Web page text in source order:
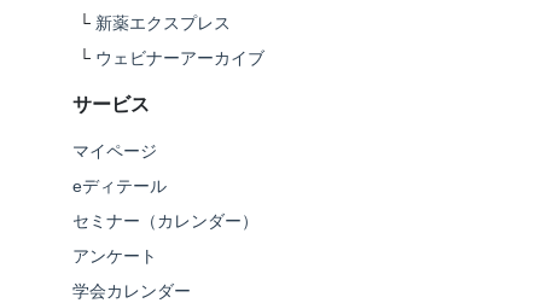
└ 新薬エクスプレス
└ ウェビナーアーカイブ
サービス
マイページ
eディテール
セミナー（カレンダー）
アンケート
学会カレンダー